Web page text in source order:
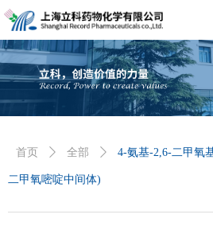
首页 ꄲ 全部 ꄲ 4-氨基-2,6-二甲氧
二甲氧嘧啶中间体)